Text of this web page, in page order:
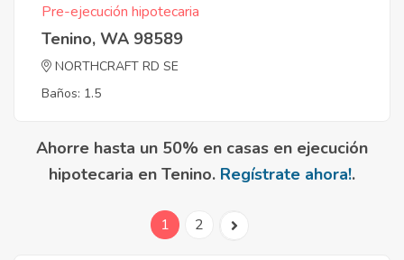
Pre-ejecución hipotecaria
Tenino, WA 98589
NORTHCRAFT RD SE
Baños: 1.5
Ahorre hasta un 50% en casas en ejecución
hipotecaria en Tenino. Regístrate ahora!.
1 2